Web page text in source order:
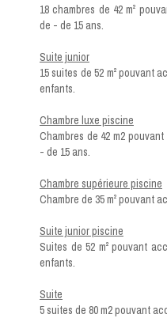
18 chambres de 42 m²
de - de 15 ans.
Suite junior
15 suites de 52 m² pouvant
enfants.
Chambre luxe piscine
Chambres de 42 m2
- de 15 ans.
Chambre supérieure piscine
Chambre de 35 m² pouvant
Suite junior piscine
Suites de 52 m² pouvant
enfants.
Suite
5 suites de 80 m2 pouvant